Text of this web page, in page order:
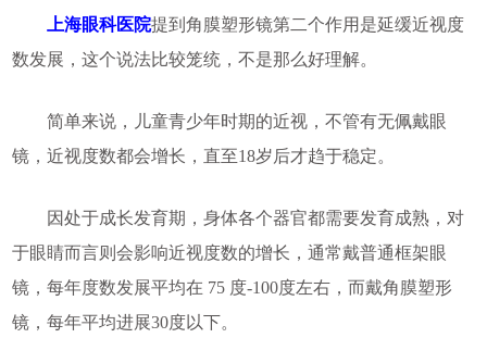
上海眼科医院提到角膜塑形镜第二个作用是延缓近视度
数发展，这个说法比较笼统，不是那么好理解。
简单来说，儿童青少年时期的近视，不管有无佩戴眼
镜，近视度数都会增长，直至18岁后才趋于稳定。
因处于成长发育期，身体各个器官都需要发育成熟，对
于眼睛而言则会影响近视度数的增长，通常戴普通框架眼
镜，每年度数发展平均在 75 度-100度左右，而戴角膜塑形
镜，每年平均进展30度以下。